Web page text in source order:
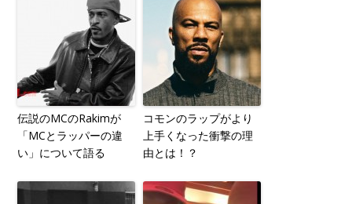
伝説のMCのRakimが
「MCとラッパーの違
い」について語る
コモンのラップがより
上手くなった衝撃の理
由とは！？